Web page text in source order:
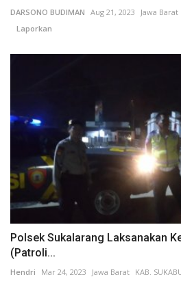
DARSONO BUDIMAN Aug 21, 2023 Jawa Barat
Laporkan
Polsek Sukalarang Laksanakan
(Patroli...
Hendri Mar 24, 2023 Jawa Barat KAB.